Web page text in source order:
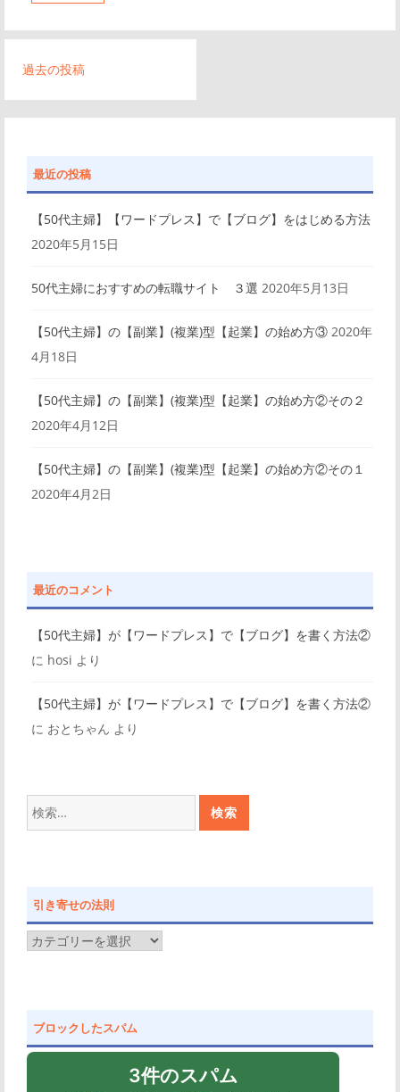
稿
過去の投稿
最近の投稿
【50代主婦】【ワードプレス】で【ブログ】をはじめる方法
2020年5月15日
50代主婦におすすめの転職サイト ３選 2020年5月13日
【50代主婦】の【副業】(複業)型【起業】の始め方③ 2020年
4月18日
【50代主婦】の【副業】(複業)型【起業】の始め方②その２
2020年4月12日
【50代主婦】の【副業】(複業)型【起業】の始め方②その１
2020年4月2日
最近のコメント
【50代主婦】が【ワードプレス】で【ブログ】を書く方法②
に hosi より
【50代主婦】が【ワードプレス】で【ブログ】を書く方法②
に おとちゃん より
検
索:
引き寄せの法則
引
の
ブロックしたスパム
3件のスパム